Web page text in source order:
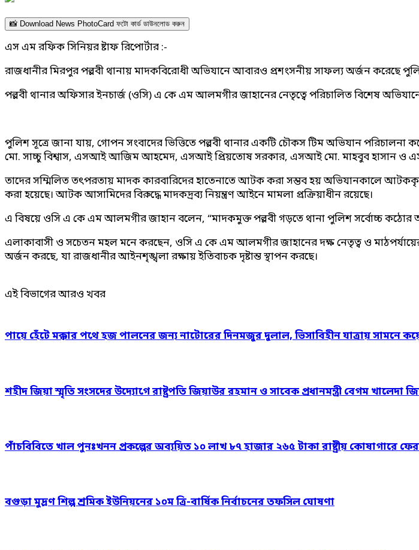
📸 Download News PhotoCard ফটো কার্ড ডাউনলোড করুন
এস এম রফিক সিনিয়র ষ্টাফ রিপোর্টার :-
রাজধানীর মিরপুর পল্লবী থানায় মাদকবিরোধী অভিযানে আবারও প্রশংসনীয় সাফল্য অর্জন করেছে
পল্লবী থানার অফিসার ইনচার্জ (ওসি) এ কে এম আলমগীর জাহানের নেতৃত্বে পরিচালিত বিশেষ
পুলিশ সূত্রে জানা যায়, গোপন সংবাদের ভিত্তিতে পল্লবী থানার একটি চৌকস টিম অভিযান
মো. সাচ্চু বিশ্বাস, এসআই আজিম আহমেদ, এসআই প্রিয়তোষ সরকার, এসআই মো. মাহবুব হাসান ও
তাদের সম্মিলিত তৎপরতায় মাদক কারবারিদের হাতেনাতে আটক করা সম্ভব হয় অভিযানকালে
করা হয়েছে। আটক আসামিদের বিরুদ্ধে মাদকদ্রব্য নিয়ন্ত্রণ আইনে মামলা প্রক্রিয়াধীন রয়েছে।
এ বিষয়ে ওসি এ কে এম আলমগীর জাহান বলেন, “মাদকমুক্ত পল্লবী গড়তে থানা পুলিশ সর্বোচ্চ কঠোর
এলাকাবাসী ও সচেতন মহল মনে করছেন, ওসি এ কে এম আলমগীর জাহানের দক্ষ নেতৃত্ব ও
অর্জন করছে, যা রাজধানীর আইনশৃঙ্খলা রক্ষায় ইতিবাচক দৃষ্টান্ত স্থাপন করছে।
এই বিভাগের আরও খবর
পায়ে হেঁটে মক্কার পথে হজ পালনের জন্য নাটোরের দিনমজুর দুলাল, ভিসাবিহীন যাত্রায় সামনে
শহীদ জিয়া স্মৃতি সংসদের উদ্যোগে রাষ্ট্রপতি জিয়াউর রহমান ও সাবেক প্রধানমন্ত্রী বেগম খালেদা
পাঁচবিবিতে খাল পুনঃখনন প্রকল্পের অব্যয়িত ১০ লাখ ৮৭ হাজার ২৬৫ টাকা রাষ্ট্রীয় কোষাগারে
বগুড়া মুদ্রণ শিল্প শ্রমিক ইউনিয়নের ১০ম ত্রি-বার্ষিক নির্বাচনের তফসিল ঘোষণা